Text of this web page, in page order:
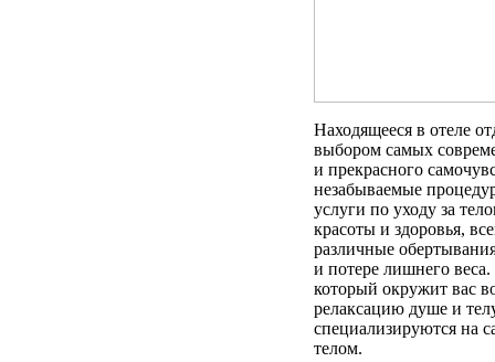
Находящееся в отеле
выбором самых
и прекрасного
незабываемые
услуги по уходу за
красоты и здоровья,
различные
и потере лишнего
который окружит вас
релаксацию душе и
специализируются на
телом.